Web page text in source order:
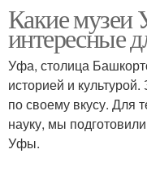
Какие
интересные
Уфа, столица
историей и
по своему вкусу. Для
науку, мы
Уфы.